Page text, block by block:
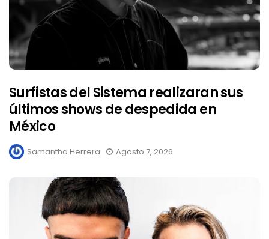
Surfistas del Sistema realizaran sus
últimos shows de despedida en
México
Samantha Herrera Agosto 7, 2026